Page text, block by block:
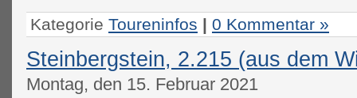
Kategorie Toureninfos | 0 Kommentar »
Steinbergstein, 2.215 (aus dem
Montag, den 15. Februar 2021